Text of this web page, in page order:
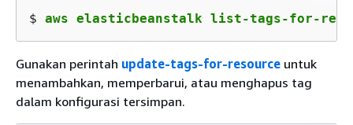
$ aws elasticbeanstalk list-tags-for-
Gunakan perintah update-tags-for-resource untuk
menambahkan, memperbarui, atau menghapus tag
dalam konfigurasi tersimpan.